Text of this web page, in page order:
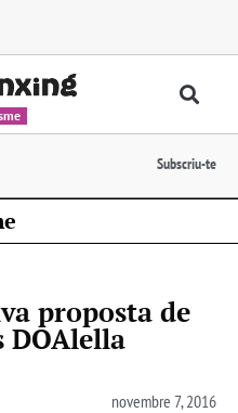
Subscriu-te
proposta de
DOAlella
novembre 7, 2016